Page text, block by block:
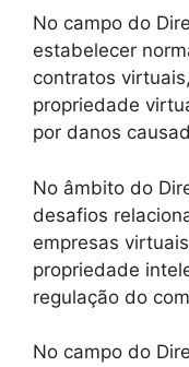
No campo do
estabelecer
contratos
propriedade
por danos
No âmbito do
desafios
empresas
propriedade
regulação do
No campo do